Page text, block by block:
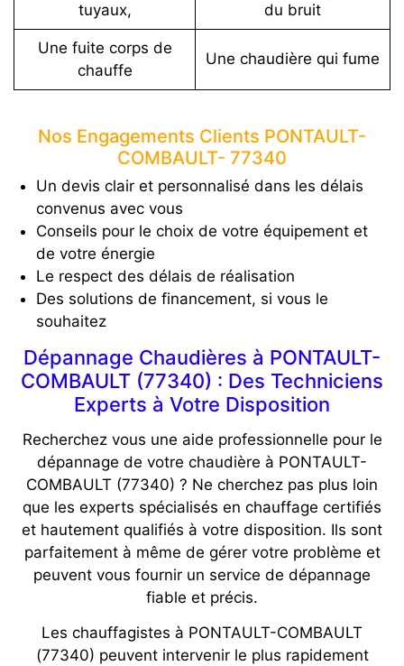
tuyaux,
du bruit
Une fuite corps de
chauffe
Une chaudière qui fume
Nos Engagements Clients PONTAULT-
COMBAULT- 77340
Un devis clair et personnalisé dans les délais
convenus avec vous
Conseils pour le choix de votre équipement et
de votre énergie
Le respect des délais de réalisation
Des solutions de financement, si vous le
souhaitez
Dépannage Chaudières à PONTAULT-
COMBAULT (77340) : Des Techniciens
Experts à Votre Disposition
Recherchez vous une aide professionnelle pour le
dépannage de votre chaudière à PONTAULT-
COMBAULT (77340) ? Ne cherchez pas plus loin
que les experts spécialisés en chauffage certifiés
et hautement qualifiés à votre disposition. Ils sont
parfaitement à même de gérer votre problème et
peuvent vous fournir un service de dépannage
fiable et précis.
Les chauffagistes à PONTAULT-COMBAULT
(77340) peuvent intervenir le plus rapidement